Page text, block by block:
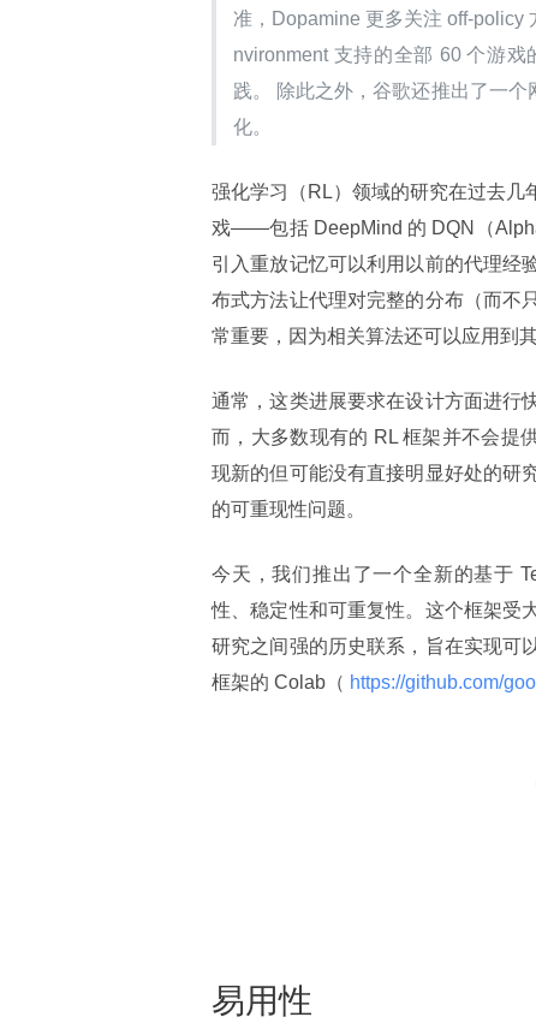
准，Dopamine 更多关注 off-policy
nvironment 支持的全部 60 个游
践。 除此之外，谷歌还推出了一
化。
强化学习（RL）领域的研究在过去几
戏——包括 DeepMind 的 DQN（
引入重放记忆可以利用以前的代理经
布式方法让代理对完整的分布（而不
常重要，因为相关算法还可以应用到
通常，这类进展要求在设计方面进
而，大多数现有的 RL 框架并不会提
现新的但可能没有直接明显好处的研
的可重现性问题。
今天，我们推出了一个全新的基于
性、稳定性和可重复性。这个框架受
研究之间强的历史联系，旨在实现可
框架的 Colab（ https://github.com/
易用性